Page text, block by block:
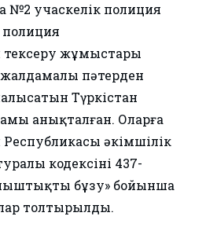
№2 учаскелік полиция
полиция
жұмыстары
жалдамалы пәтерден
Түркістан
анықталған. Оларға
әкімшілік
кодексінің 437-
бұзу» бойынша
толтырылды.